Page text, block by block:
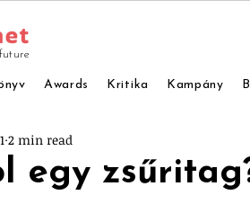
Awards Kritika Kampány
egy
2 min read